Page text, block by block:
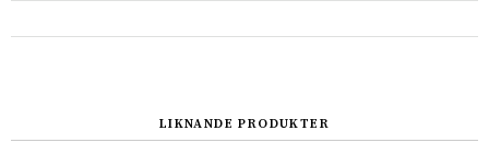
LIKNANDE PRODUKTER